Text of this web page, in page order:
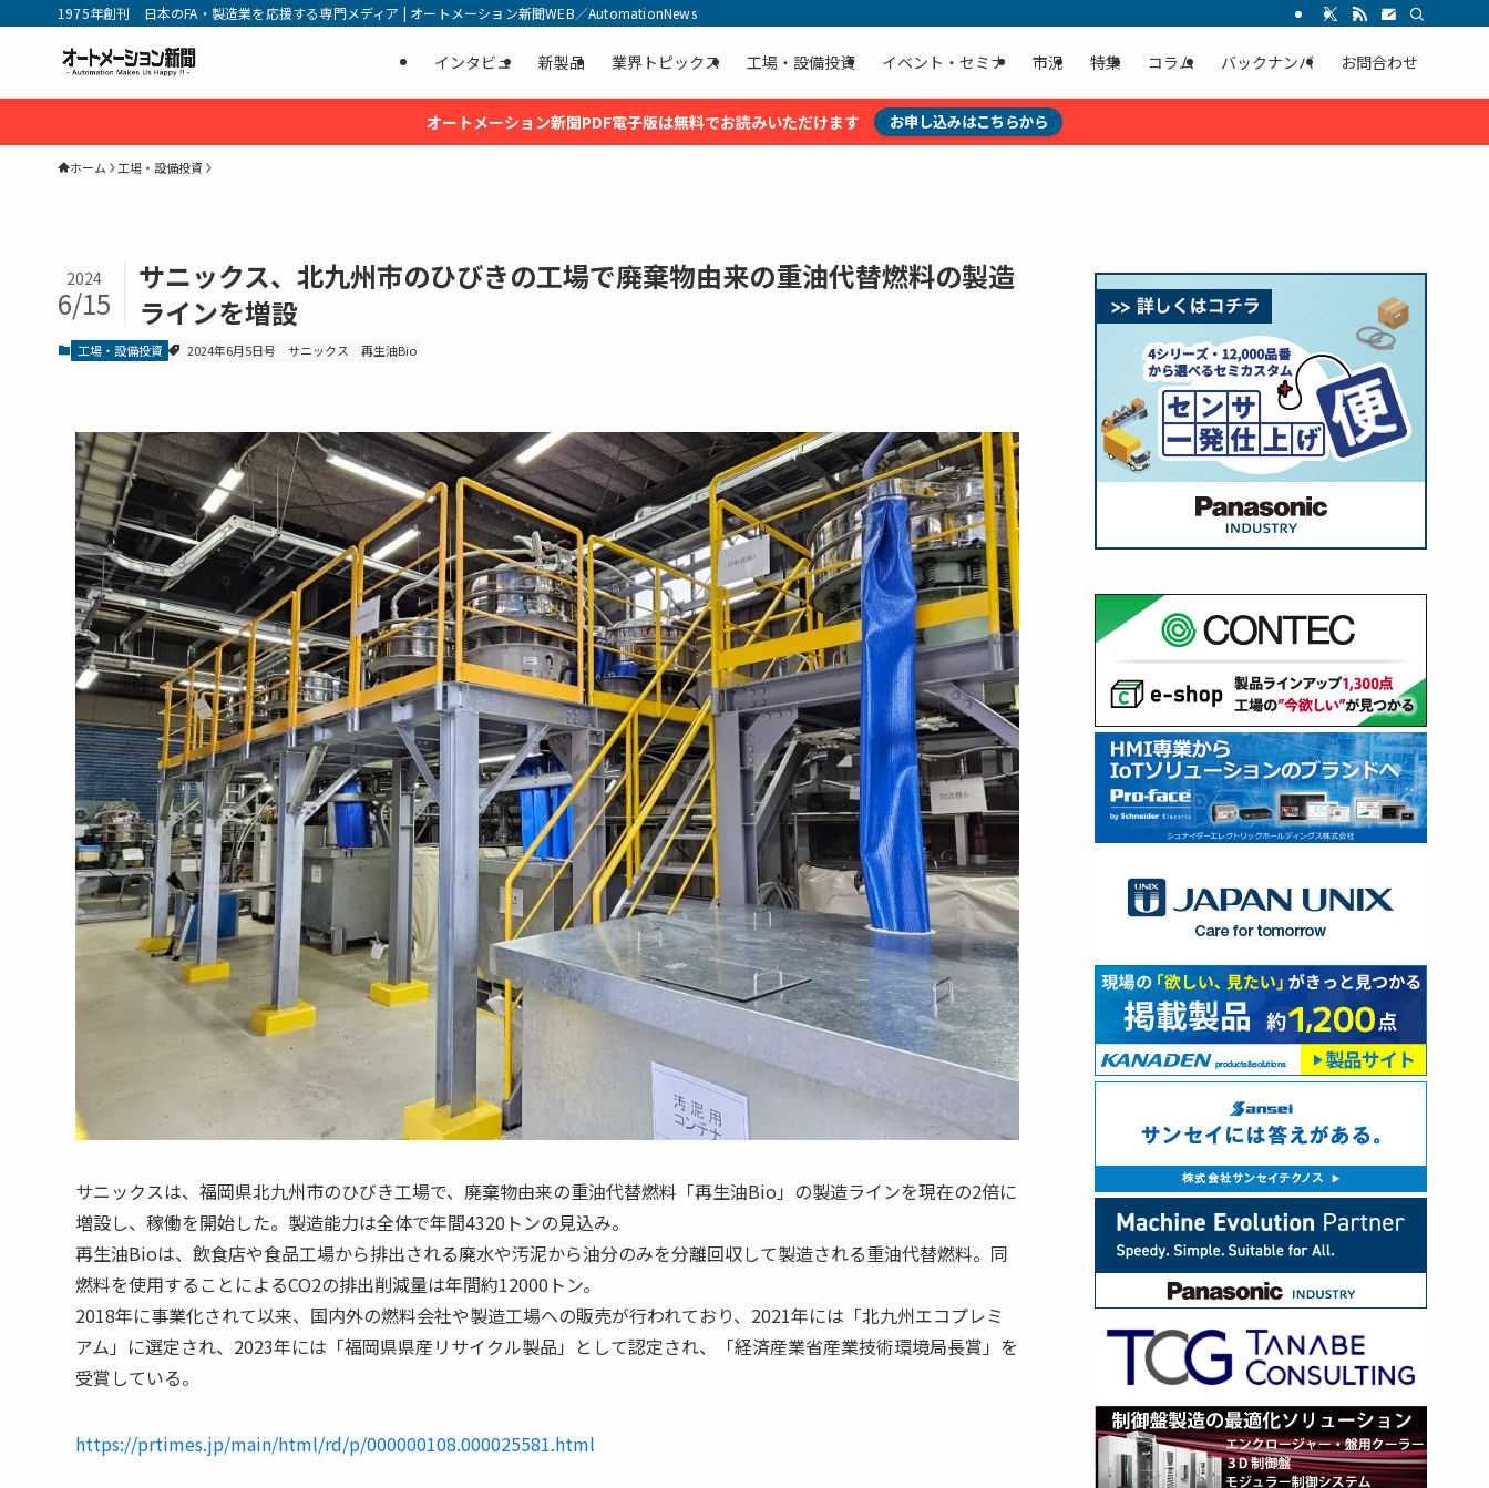
1975年創刊 日本のFA・製造業を応援する専門メディア | オートメーション新聞WEB／AutomationNews
インタビュ 新製品 業界トピックス 工場・設備投資 イベント・セミナ 市況 特集 コラム バックナンバ お問合わせ
オートメーション新聞PDF電子版は無料でお読みいただけます お申し込みはこちらから
ホーム 工場・設備投資
サニックス、北九州市のひびきの工場で廃棄物由来の重油代替燃料の製造
ラインを増設
2024
6/15
工場・設備投資 2024年6月5日号 サニックス 再生油Bio
サニックスは、福岡県北九州市のひびき工場で、廃棄物由来の重油代替燃料「再生油Bio」の製造ラインを現在の2倍に
増設し、稼働を開始した。製造能力は全体で年間4320トンの見込み。
再生油Bioは、飲食店や食品工場から排出される廃水や汚泥から油分のみを分離回収して製造される重油代替燃料。同
燃料を使用することによるCO2の排出削減量は年間約12000トン。
2018年に事業化されて以来、国内外の燃料会社や製造工場への販売が行われており、2021年には「北九州エコプレミ
アム」に選定され、2023年には「福岡県県産リサイクル製品」として認定され、「経済産業省産業技術環境局長賞」を
受賞している。
https://prtimes.jp/main/html/rd/p/000000108.000025581.html